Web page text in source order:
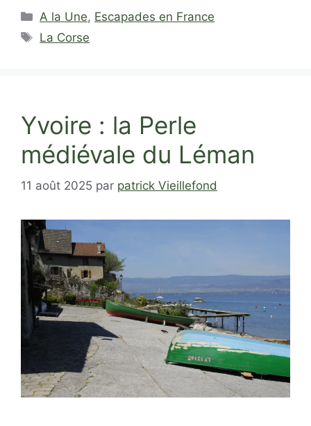
Catégories
A la Une, Escapades en France
Étiquettes
La Corse
Yvoire : la Perle
médiévale du Léman
11 août 2025 par patrick Vieillefond